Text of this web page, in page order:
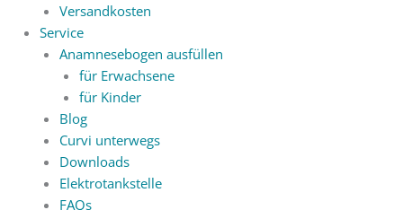
Versandkosten
Service
Anamnesebogen ausfüllen
für Erwachsene
für Kinder
Blog
Curvi unterwegs
Downloads
Elektrotankstelle
FAQs